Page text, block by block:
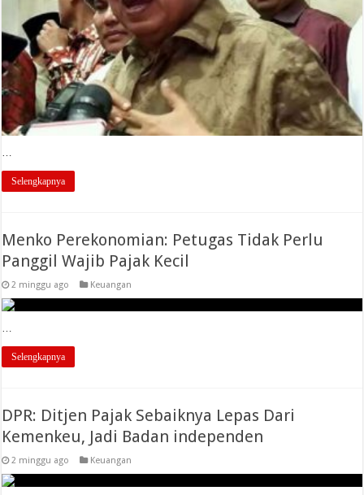
…
Selengkapnya
Menko Perekonomian: Petugas Tidak Perlu
Panggil Wajib Pajak Kecil
2 minggu ago Keuangan
Selengkapnya
DPR: Ditjen Pajak Sebaiknya Lepas Dari
Kemenkeu, Jadi Badan independen
2 minggu ago Keuangan